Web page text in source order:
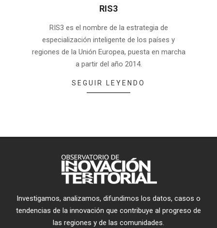
RIS3
RIS3 es el nombre de la estrategia de
especialización inteligente de los países y
regiones de la Unión Europea, puesta en marcha
a partir del año 2014.
SEGUIR LEYENDO
Investigamos, analizamos, difundimos los datos, casos o
tendencias de la innovación que contribuye al progreso de
las regiones y de las comunidades.